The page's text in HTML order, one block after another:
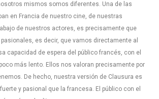
mismos somos diferentes. Una de las
en Francia de nuestro cine, de nuestras
de nuestros actores, es precisamente que
es decir, que vamos directamente al
capacidad de espera del público francés, con el
más lento. Ellos nos valoran precisamente por
De hecho, nuestra versión de Clausura es
y pasional que la francesa. El público con el